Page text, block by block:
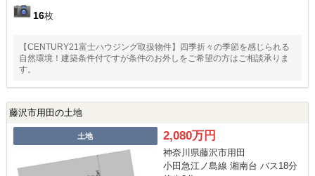
16枚
【CENTURY21富士ハウジング取扱物件】四季折々の季節を感じられる
自然環境！建築条件付ですが条件のお外しをご希望の方はご相談承りま
す。
藤沢市用田の土地
土地 2,080万円
神奈川県藤沢市用田
小田急江ノ島線 湘南台 バス18分